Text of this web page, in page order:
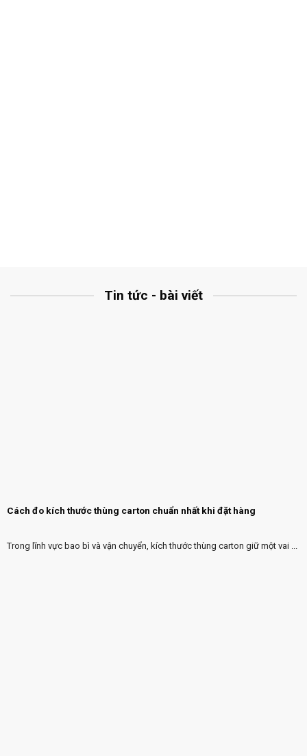
Tin tức - bài viết
Cách đo kích thước thùng carton chuẩn nhất khi đặt hàng
Trong lĩnh vực bao bì và vận chuyển, kích thước thùng carton giữ một vai ...